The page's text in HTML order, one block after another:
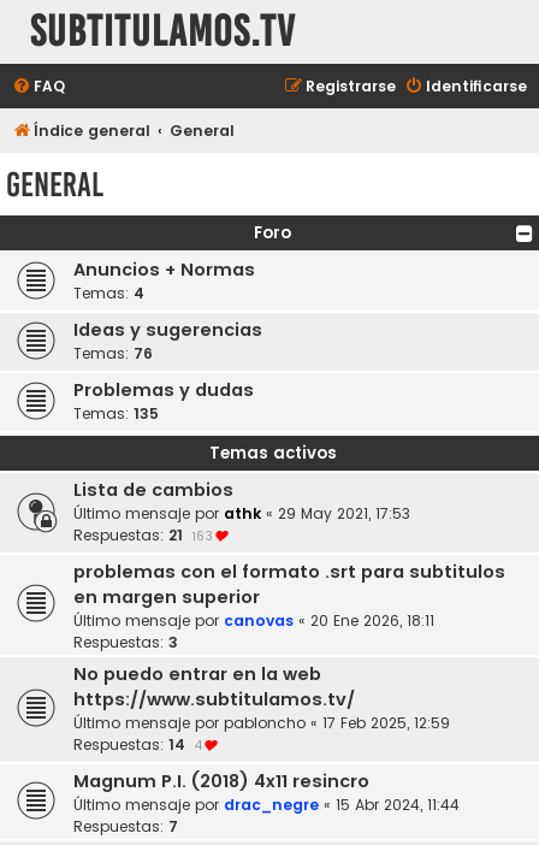
subtitulamos.tv
FAQ Identificarse
Registrarse
Índice general General
General
Foro
Anuncios + Normas
Temas: 4
Ideas y sugerencias
Temas: 76
Problemas y dudas
Temas: 135
Temas activos
Lista de cambios
Último mensaje por athk « 29 May 2021, 17:53
Respuestas: 21 163
problemas con el formato .srt para subtitulos
en margen superior
Último mensaje por canovas « 20 Ene 2026, 18:11
Respuestas: 3
No puedo entrar en la web
https://www.subtitulamos.tv/
Último mensaje por pabloncho « 17 Feb 2025, 12:59
Respuestas: 14 4
Magnum P.I. (2018) 4x11 resincro
Último mensaje por drac_negre « 15 Abr 2024, 11:44
Respuestas: 7